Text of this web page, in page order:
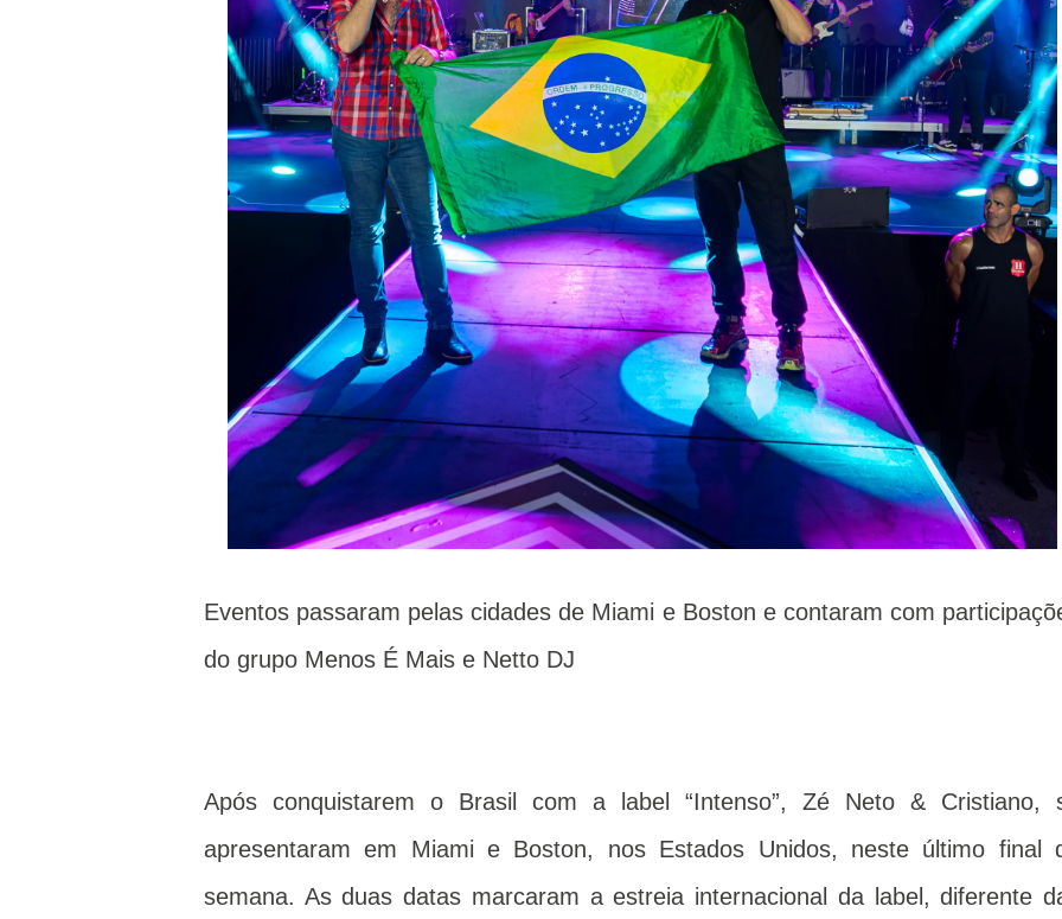
Eventos passaram pelas cidades de Miami e Boston e contaram com
do grupo Menos É Mais e Netto DJ
Após conquistarem o Brasil com a label “Intenso”, Zé Neto & Cristiano,
apresentaram em Miami e Boston, nos Estados Unidos, neste último final
semana. As duas datas marcaram a estreia internacional da label, diferente